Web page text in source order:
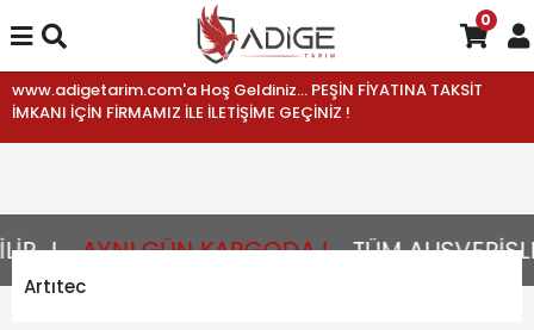
www.adigetarim.com'a Hoş Geldiniz... PEŞİN FİYATINA TAKSİT
İMKANI İÇİN FİRMAMIZ İLE İLETİŞİME GEÇİNİZ !
AYNI GÜN KARGODA ! TÜM
0
Artıtec